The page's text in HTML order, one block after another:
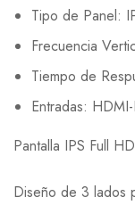
Tipo de Panel:
Frecuencia
Tiempo de
Entradas:
Pantalla IPS Full
Diseño de 3 lados